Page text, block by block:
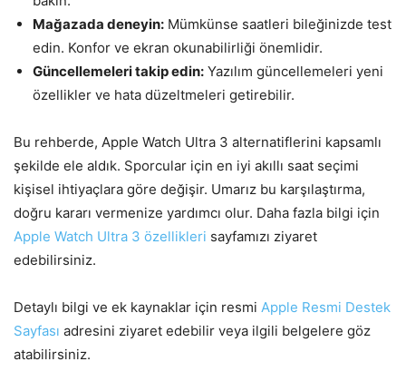
Mağazada deneyin: Mümkünse saatleri bileğinizde test
edin. Konfor ve ekran okunabilirliği önemlidir.
Güncellemeleri takip edin: Yazılım güncellemeleri yeni
özellikler ve hata düzeltmeleri getirebilir.
Bu rehberde, Apple Watch Ultra 3 alternatiflerini kapsamlı
şekilde ele aldık. Sporcular için en iyi akıllı saat seçimi
kişisel ihtiyaçlara göre değişir. Umarız bu karşılaştırma,
doğru kararı vermenize yardımcı olur. Daha fazla bilgi için
Apple Watch Ultra 3 özellikleri sayfamızı ziyaret
edebilirsiniz.
Detaylı bilgi ve ek kaynaklar için resmi Apple Resmi Destek
Sayfası adresini ziyaret edebilir veya ilgili belgelere göz
atabilirsiniz.